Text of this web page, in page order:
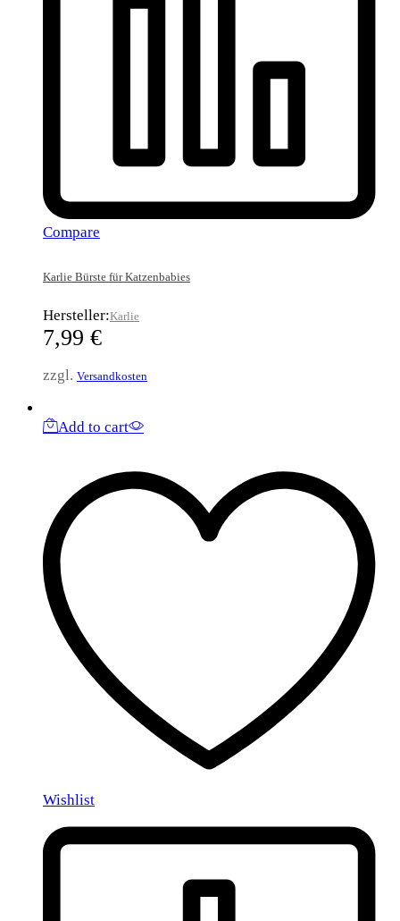
Compare
Karlie Bürste für Katzenbabies
Hersteller:Karlie
7,99 €
zzgl. Versandkosten
Add to cart
Wishlist